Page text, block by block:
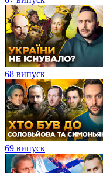
68 випуск
69 випуск